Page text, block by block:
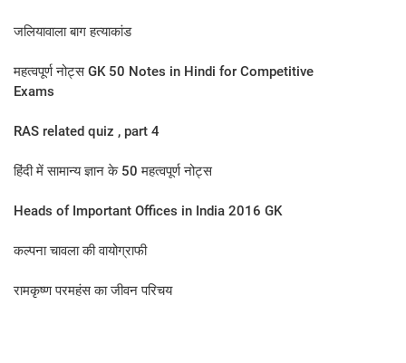
जलियावाला बाग हत्याकांड
महत्वपूर्ण नोट्स GK 50 Notes in Hindi for Competitive
Exams
RAS related quiz , part 4
हिंदी में सामान्य ज्ञान के 50 महत्वपूर्ण नोट्स
Heads of Important Offices in India 2016 GK
कल्‍पना चावला की वायोग्राफी
रामकृष्ण परमहंस का जीवन परिचय